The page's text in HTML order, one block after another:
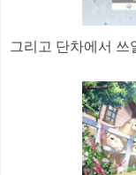
그리고 단차에서 쓰